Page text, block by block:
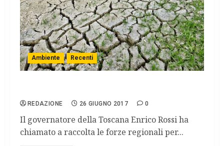
Ambiente Recenti
REDAZIONE 26 GIUGNO 2017 0
Il governatore della Toscana Enrico Rossi ha
chiamato a raccolta le forze regionali per...